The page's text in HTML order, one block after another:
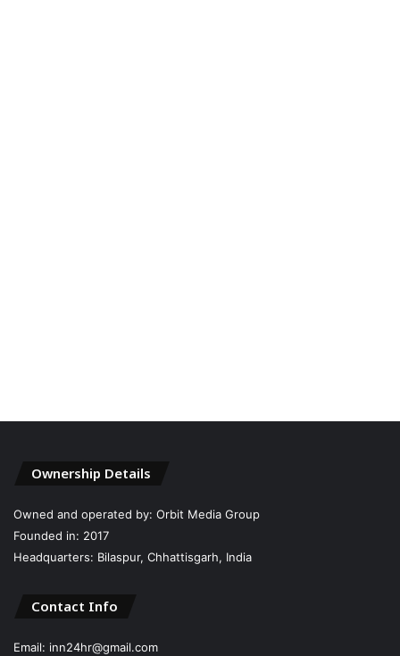
Ownership Details
Owned and operated by: Orbit Media Group
Founded in: 2017
Headquarters: Bilaspur, Chhattisgarh, India
Contact Info
Email: inn24hr@gmail.com